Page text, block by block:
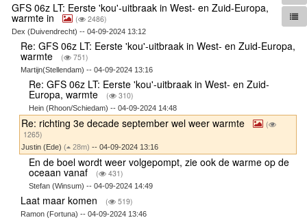
GFS 06z LT: Eerste 'kou'-uitbraak in West- en Zuid-Europa,
warmte in ( 2486)
Dex (Duivendrecht) -- 04-09-2024 13:12
Re: GFS 06z LT: Eerste 'kou'-uitbraak in West- en Zuid-Europa,
warmte ( 751)
Martijn(Stellendam) -- 04-09-2024 13:16
Re: GFS 06z LT: Eerste 'kou'-uitbraak in West- en Zuid-
Europa, warmte ( 310)
Hein (Rhoon/Schiedam) -- 04-09-2024 14:48
Re: richting 3e decade september wel weer warmte
(
1265)
Justin (Ede) ( 28m) -- 04-09-2024 13:16
En de boel wordt weer volgepompt, zie ook de warme op de
oceaan vanaf ( 431)
Stefan (Winsum) -- 04-09-2024 14:49
Laat maar komen ( 519)
Ramon (Fortuna) -- 04-09-2024 13:46